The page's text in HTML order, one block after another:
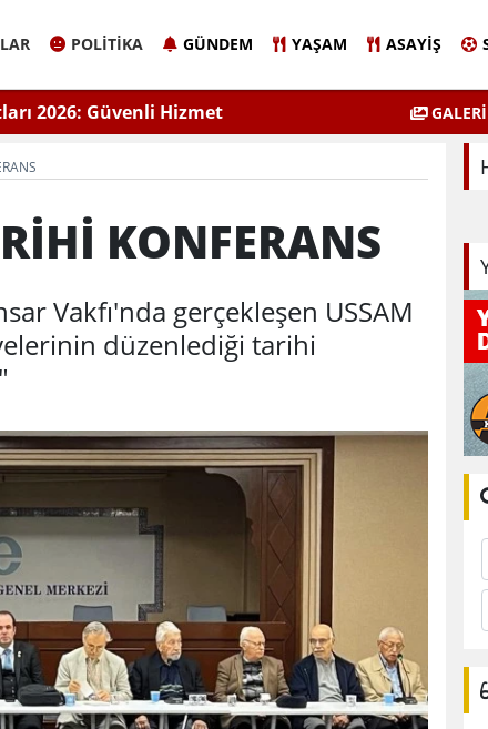
POLITIKA GÜNDEM YAŞAM ASAYIŞ
Zafer Partisi’nde.
ÇEVSADER Eskişehir İl
Kulaktan
KONFERANS
Vakfı'nda gerçekleşen USSAM
düzenlediği tarihi